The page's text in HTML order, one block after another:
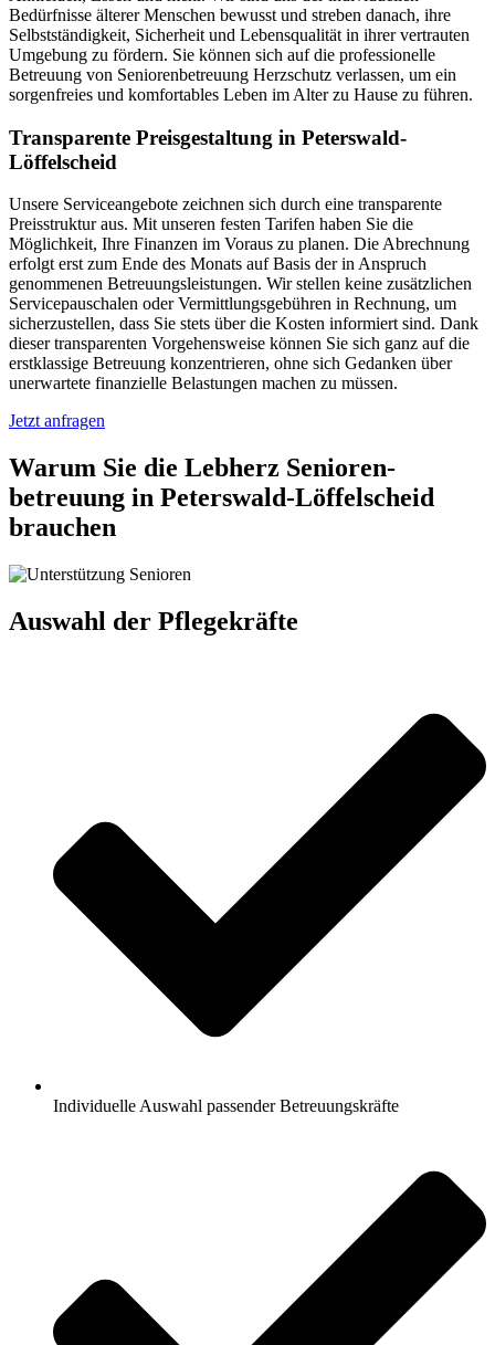
Bedürfnisse älterer Menschen bewusst und streben danach, ihre
Selbstständigkeit, Sicherheit und Lebensqualität in ihrer vertrauten
Umgebung zu fördern. Sie können sich auf die professionelle
Betreuung von Seniorenbetreuung Herzschutz verlassen, um ein
sorgenfreies und komfortables Leben im Alter zu Hause zu führen.
Transparente Preisgestaltung in Peterswald-
Löffelscheid
Unsere Serviceangebote zeichnen sich durch eine transparente
Preisstruktur aus. Mit unseren festen Tarifen haben Sie die
Möglichkeit, Ihre Finanzen im Voraus zu planen. Die Abrechnung
erfolgt erst zum Ende des Monats auf Basis der in Anspruch
genommenen Betreuungsleistungen. Wir stellen keine zusätzlichen
Servicepauschalen oder Vermittlungsgebühren in Rechnung, um
sicherzustellen, dass Sie stets über die Kosten informiert sind. Dank
dieser transparenten Vorgehensweise können Sie sich ganz auf die
erstklassige Betreuung konzentrieren, ohne sich Gedanken über
unerwartete finanzielle Belastungen machen zu müssen.
Jetzt anfragen
Warum Sie die Lebherz Senioren­
betreuung in Peterswald-Löffelscheid
brauchen
Auswahl der Pflegekräfte
Individuelle Auswahl passender Betreuungskräfte